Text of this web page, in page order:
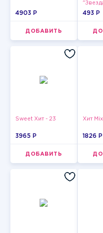
4903 P
ДОБАВИТЬ
493 P
Sweet Хит - 23
3965 P
ДОБАВИТЬ
Хит
1826 P